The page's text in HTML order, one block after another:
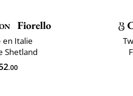
Fiorello
en Italie
Shetland
.00